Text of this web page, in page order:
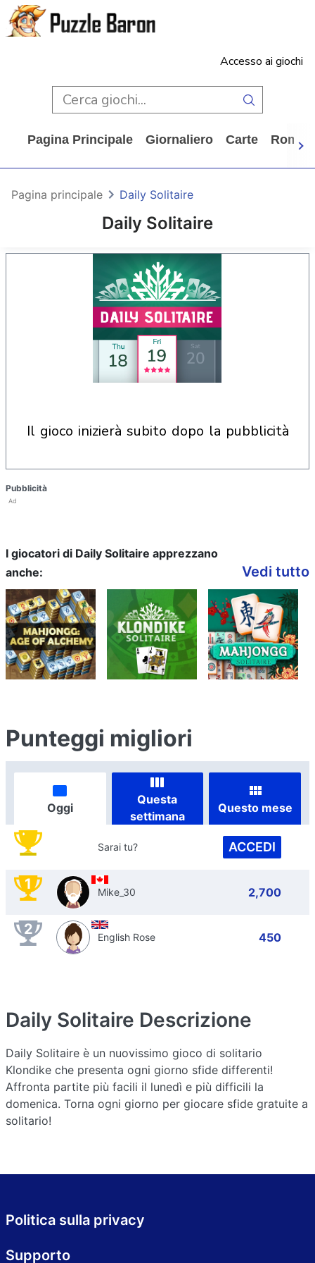
Accesso ai giochi
Pagina Principale Giornaliero Carte
Daily Solitaire
Pagina principale Daily Solitaire
il gioco inizierà subito dopo la pubblicità
Pubblicità
Ad
I giocatori di Daily Solitaire apprezzano
anche:
Vedi tutto
Punteggi migliori
Oggi
Questa
settimana
Questo mese
Sarai tu? ACCEDI
1 Mike_30 2,700
2 English Rose 450
Daily Solitaire Descrizione
Daily Solitaire è un nuovissimo gioco di solitario
Klondike che presenta ogni giorno sfide differenti!
Affronta partite più facili il lunedì e più difficili la
domenica. Torna ogni giorno per giocare sfide gratuite a
solitario!
Politica sulla privacy
Supporto